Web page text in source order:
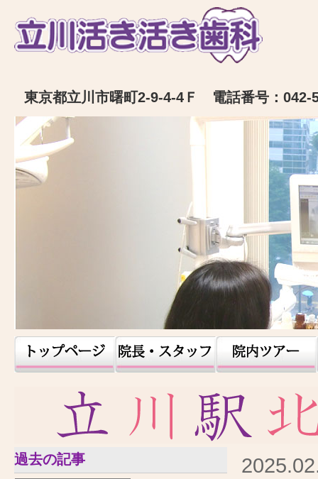
東京都立川市曙町2-9-4-4Ｆ 電話番号：042-
過去の記事